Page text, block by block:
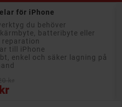
för iPhone
du behöver
batteribyte eller
reparation
till iPhone
enkel och säker lagning på